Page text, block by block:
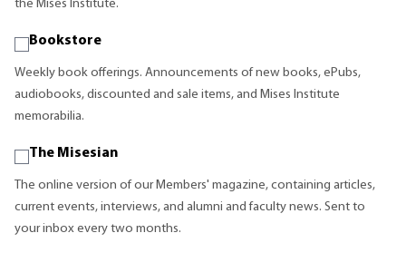
the Mises Institute.
Bookstore
Weekly book offerings. Announcements of new books, ePubs,
audiobooks, discounted and sale items, and Mises Institute
memorabilia.
The Misesian
The online version of our Members' magazine, containing articles,
current events, interviews, and alumni and faculty news. Sent to
your inbox every two months.